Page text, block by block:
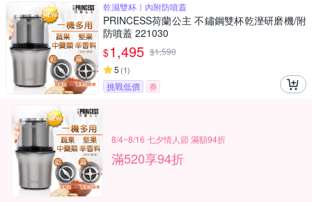
乾濕雙杯｜內附防噴蓋
PRINCESS荷蘭公主 不鏽鋼雙杯乾溼研磨機/附
防噴蓋 221030
$1,495 $1,590
5 (1)
挑戰低價 券
8/4~8/16 七夕情人節 滿額94折
滿520享94折